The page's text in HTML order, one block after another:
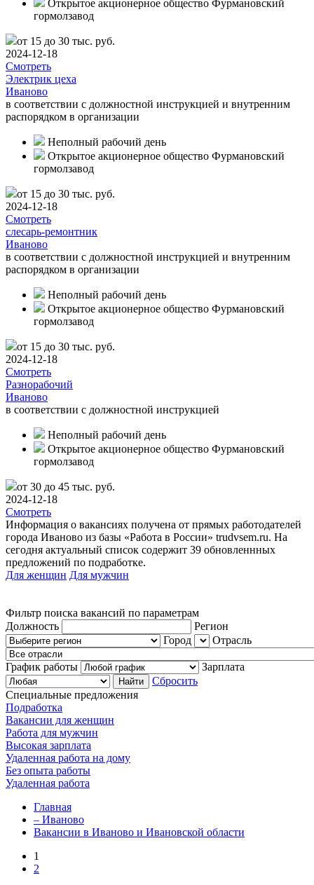
Открытое акционерное общество Фурмановский
гормолзавод
от 15 до 30 тыс. руб.
2024-12-18
Смотреть
Электрик цеха
Иваново
в соответствии с должностной инструкцией и внутренним
распорядком в организации
Неполный рабочий день
Открытое акционерное общество Фурмановский
гормолзавод
от 15 до 30 тыс. руб.
2024-12-18
Смотреть
слесарь-ремонтник
Иваново
в соответствии с должностной инструкцией и внутренним
распорядком в организации
Неполный рабочий день
Открытое акционерное общество Фурмановский
гормолзавод
от 15 до 30 тыс. руб.
2024-12-18
Смотреть
Разнорабочий
Иваново
в соответствии с должностной инструкцией
Неполный рабочий день
Открытое акционерное общество Фурмановский
гормолзавод
от 30 до 45 тыс. руб.
2024-12-18
Смотреть
Информация о вакансиях получена от прямых работодателей
города Иваново из базы «Работа в России» trudvsem.ru. На
сегодня актуальный список содержит 39 обновленнных
предложений по подработке.
Для женщин Для мужчин
Фильтр поиска вакансий по параметрам
Должность
Регион
Город
Отрасль
График работы
Зарплата
Сбросить
Специальные предложения
Подработка
Вакансии для женщин
Работа для мужчин
Высокая зарплата
Удаленная работа на дому
Без опыта работы
Удаленная работа
Главная
– Иваново
Вакансии в Иваново и Ивановской области
1
2